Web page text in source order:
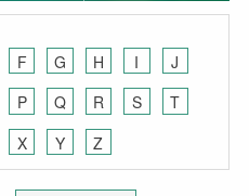
F G H I
J
P Q R S
T
X Y Z